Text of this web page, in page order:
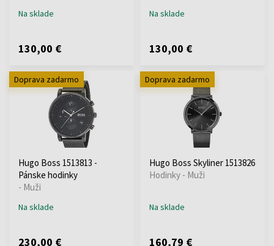
Na sklade
130,00 €
Na sklade
130,00 €
Doprava zadarmo
Hugo Boss 1513813 -
Pánske hodinky
- Muži
Na sklade
230,00 €
Doprava zadarmo
Hugo Boss Skyliner 1513826
Hodinky - Muži
Na sklade
160,79 €